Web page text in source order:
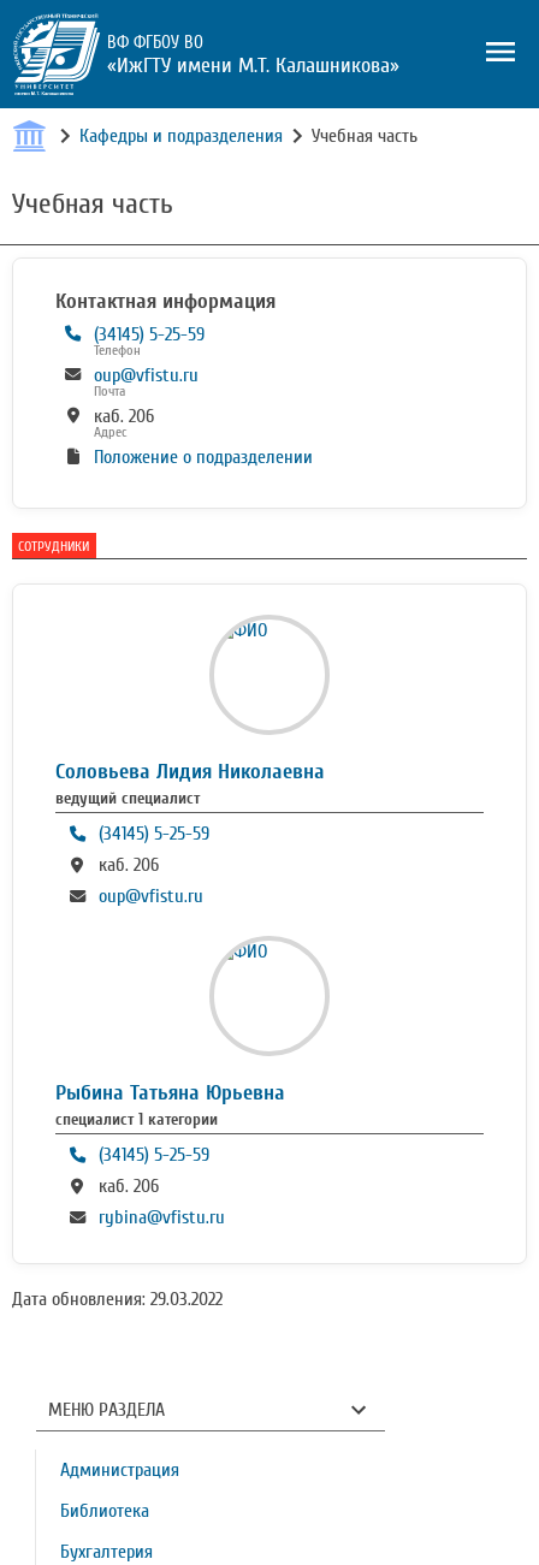
ВФ ФГБОУ ВО
«ИжГТУ имени М.Т. Калашникова»
Кафедры и подразделения Учебная часть
Учебная часть
Контактная информация
(34145) 5-25-59
Телефон
oup@vfistu.ru
Почта
каб. 206
Адрес
Положение о подразделении
СОТРУДНИКИ
Соловьева Лидия Николаевна
ведущий специалист
(34145) 5-25-59
каб. 206
oup@vfistu.ru
Рыбина Татьяна Юрьевна
специалист 1 категории
(34145) 5-25-59
каб. 206
rybina@vfistu.ru
Дата обновления: 29.03.2022
МЕНЮ РАЗДЕЛА
Администрация
Библиотека
Бухгалтерия